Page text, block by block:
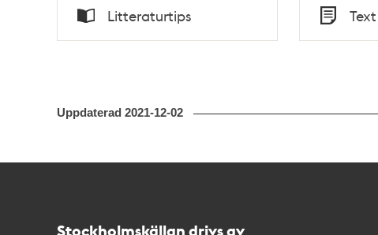
Tid
Typ
Litteraturtips Tid
Typ
Text
Uppdaterad 2021-12-02
Stockholmskällan drivs av